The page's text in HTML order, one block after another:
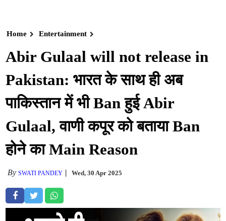
Home Entertainment
Abir Gulaal will not release in
Pakistan: भारत के साथ ही अब
पाकिस्तान में भी Ban हुई Abir
Gulaal, वाणी कपूर को बताया Ban
होने का Main Reason
BySWATI PANDEY Wed, 30 Apr 2025